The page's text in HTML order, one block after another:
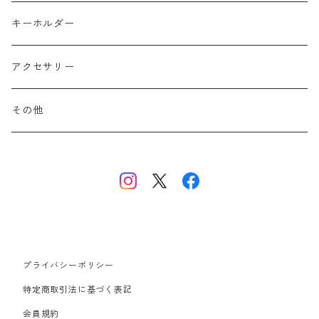
上信越・尾瀬・日光・北関東
北アルプス
美ヶ原・八ヶ岳・秩父・多摩・南関東
その他
ポリエステル
Performance Art Wear
キーホルダー
アクセサリー
その他
プライバシーポリシー
特定商取引法に基づく表記
会員規約